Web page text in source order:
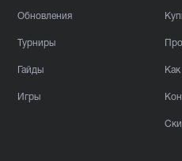
Обновления
Турниры
Гайды
Игры